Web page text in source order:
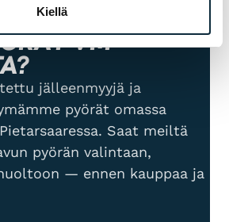
Kiellä
VM
jälleenmyyjä ja
pyörät omassa
Saat meiltä
pyörän valintaan,
— ennen kauppaa ja